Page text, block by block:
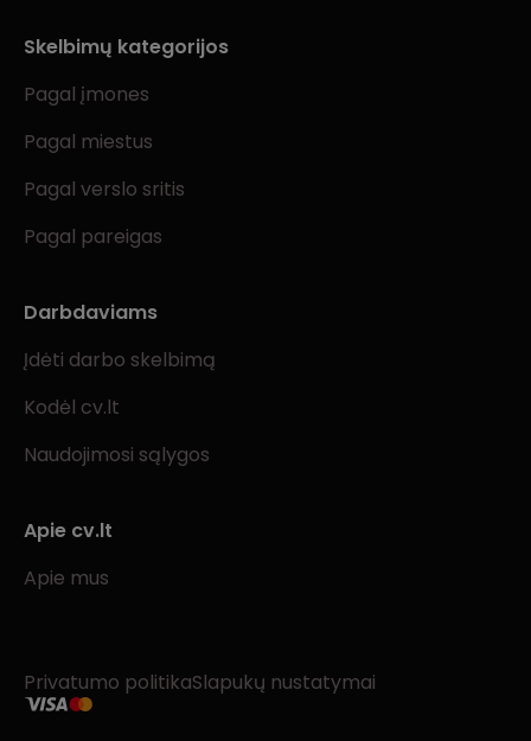
Skelbimų kategorijos
Pagal įmones
Pagal miestus
Pagal verslo sritis
Pagal pareigas
Darbdaviams
Įdėti darbo skelbimą
Kodėl cv.lt
Naudojimosi sąlygos
Apie cv.lt
Apie mus
Privatumo politikaSlapukų nustatymai